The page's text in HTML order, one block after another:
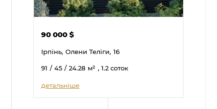
90 000$
Ірпінь, Олени Теліги, 16
91 / 45 / 24.28 м² , 1.2 соток
детальніше